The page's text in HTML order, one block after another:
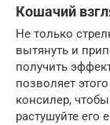
Кошачий
Не только
вытянуть и
получить
позволяет
консилер,
растушуйте